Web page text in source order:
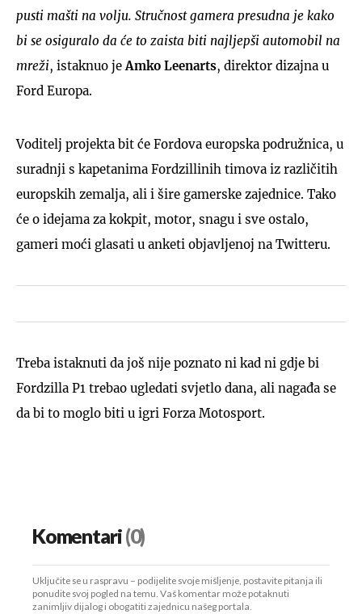
pusti mašti na volju. Stručnost gamera presudna je kako
bi se osiguralo da će to zaista biti najljepši automobil na
mreži, istaknuo je Amko Leenarts, direktor dizajna u
Ford Europa.
Voditelj projekta bit će Fordova europska podružnica, u
suradnji s kapetanima Fordzillinih timova iz različitih
europskih zemalja, ali i šire gamerske zajednice. Tako
će o idejama za kokpit, motor, snagu i sve ostalo,
gameri moći glasati u anketi objavljenoj na Twitteru.
Treba istaknuti da još nije poznato ni kad ni gdje bi
Fordzilla P1 trebao ugledati svjetlo dana, ali nagađa se
da bi to moglo biti u igri Forza Motosport.
Komentari(0)
Uključite se u raspravu – podijelite svoje mišljenje, postavite pitanja ili
ponudite svoj pogled na temu. Vaš komentar može potaknuti
zanimljiv dijalog i obogatiti zajednicu našeg portala.